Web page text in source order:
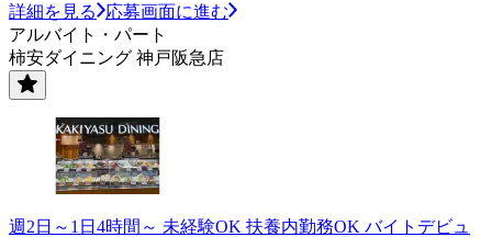
詳細を見る
応募画面に進む
アルバイト・パート
柿安ダイニング 神戸阪急店
週2日～1日4時間～ 未経験OK 扶養内勤務OK バイトデビュ